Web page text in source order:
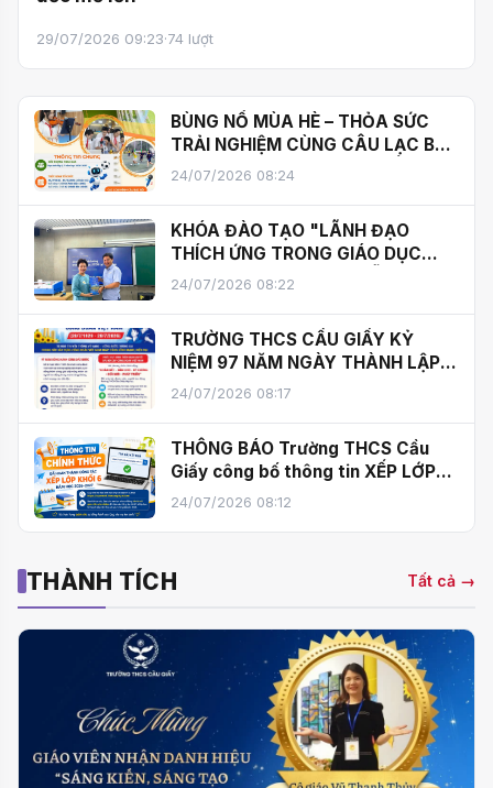
29/07/2026 09:23·74 lượt
BÙNG NỔ MÙA HÈ – THỎA SỨC
TRẢI NGHIỆM CÙNG CÂU LẠC BỘ
HÈ 2026 TRƯỜNG THCS CẦU
24/07/2026 08:24
KHÓA ĐÀO TẠO "LÃNH ĐẠO
THÍCH ỨNG TRONG GIÁO DỤC
STEM TẠI VIỆT NAM" DIỄN RA TẠI
24/07/2026 08:22
TRƯỜNG THCS CẦU GIẤY KỶ
NIỆM 97 NĂM NGÀY THÀNH LẬP
CÔNG ĐOÀN VIỆT NAM
24/07/2026 08:17
THÔNG BÁO Trường THCS Cầu
Giấy công bố thông tin XẾP LỚP
cho học sinh khối 6 năm học
24/07/2026 08:12
THÀNH TÍCH Tất cả →